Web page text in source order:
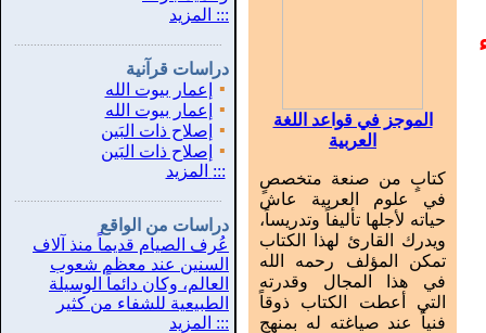
::: المزيد
دراسات قرآنية
▪
إعمار بيوت الله
▪
إعمار بيوت الله
▪
إصلاح ذات البَين
▪
إصلاح ذات البَين
::: المزيد
دراسات من الواقع
عُرف الصيام قديماً منذ آلاف
السنين عند معظم شعوب
العالم، وكان دائماً الوسيلة
الطبيعية للشفاء من كثير
::: المزيد
الموجز في قواعد اللغة
العربية
كتابٍ من صنعة متخصصٍ
في علوم العربية عاش
حياته لأجلها تأليفاً وتدريساً،
ويدرك القارئ لهذا الكتاب
تمكن المؤلف رحمه الله
في هذا المجال وقدرته
التي أعطت الكتاب ذوقاً
فنياً عند صياغته له بمنهج